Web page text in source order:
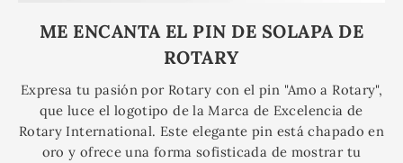
ME ENCANTA EL PIN DE SOLAPA DE
ROTARY
Expresa tu pasión por Rotary con el pin "Amo a Rotary",
que luce el logotipo de la Marca de Excelencia de
Rotary International. Este elegante pin está chapado en
oro y ofrece una forma sofisticada de mostrar tu